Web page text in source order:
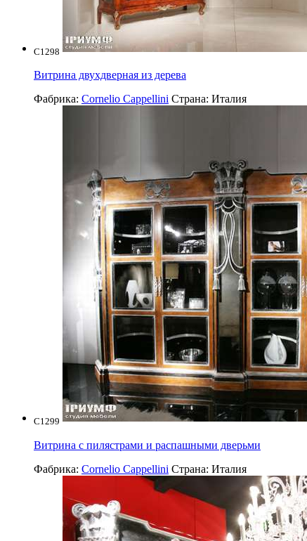
C1298
Витрина двухдверная из дерева
Фабрика: Cornelio Cappellini Страна: Италия
C1299
Витрина с пилястрами и распашными дверьми
Фабрика: Cornelio Cappellini Страна: Италия